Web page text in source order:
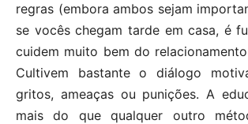
regras (embora ambos sejam
se vocês chegam tarde em casa, é
cuidem muito bem do
Cultivem bastante o diálogo
gritos, ameaças ou punições. A
mais do que qualquer outro